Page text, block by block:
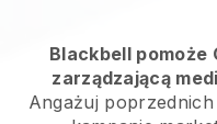
Blackbell pomoże
zarządzającą
Angażuj